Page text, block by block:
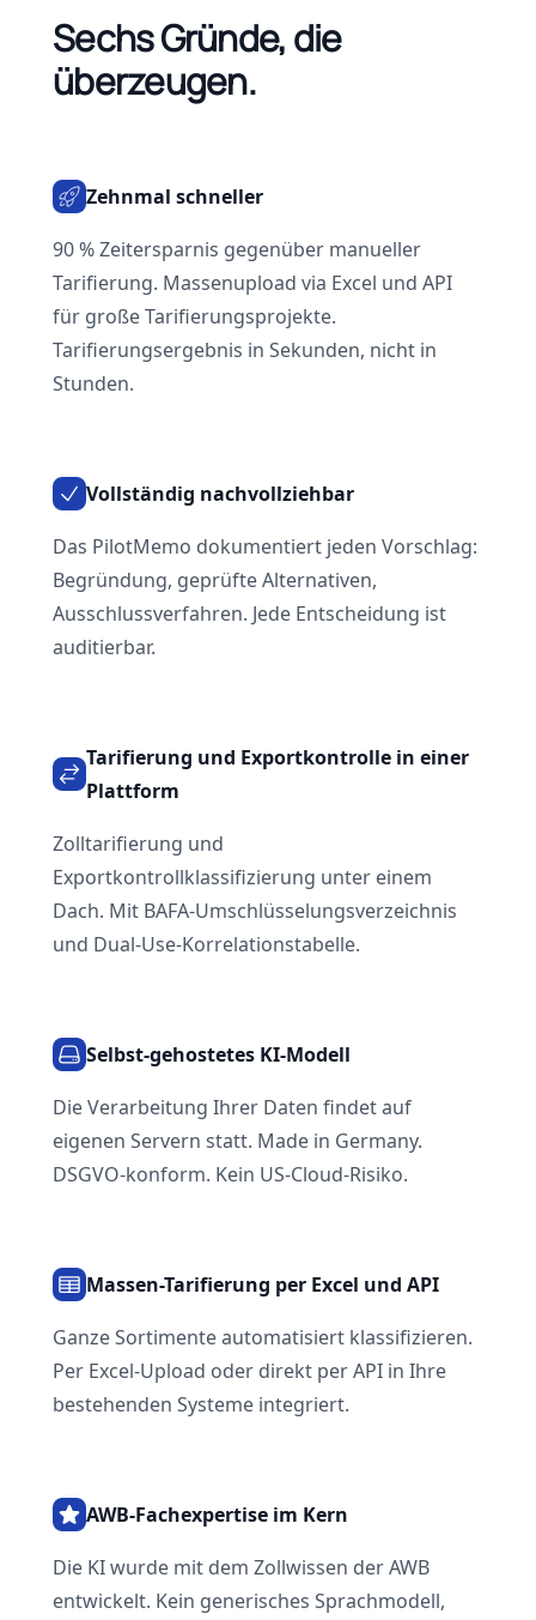
Sechs Gründe, die
überzeugen.
Zehnmal schneller
90 % Zeitersparnis gegenüber manueller
Tarifierung. Massenupload via Excel und API
für große Tarifierungsprojekte.
Tarifierungsergebnis in Sekunden, nicht in
Stunden.
Vollständig nachvollziehbar
Das PilotMemo dokumentiert jeden Vorschlag:
Begründung, geprüfte Alternativen,
Ausschlussverfahren. Jede Entscheidung ist
auditierbar.
Tarifierung und Exportkontrolle in einer
Plattform
Zolltarifierung und
Exportkontrollklassifizierung unter einem
Dach. Mit BAFA-Umschlüsselungsverzeichnis
und Dual-Use-Korrelationstabelle.
Selbst-gehostetes KI-Modell
Die Verarbeitung Ihrer Daten findet auf
eigenen Servern statt. Made in Germany.
DSGVO-konform. Kein US-Cloud-Risiko.
Massen-Tarifierung per Excel und API
Ganze Sortimente automatisiert klassifizieren.
Per Excel-Upload oder direkt per API in Ihre
bestehenden Systeme integriert.
AWB-Fachexpertise im Kern
Die KI wurde mit dem Zollwissen der AWB
entwickelt. Kein generisches Sprachmodell,